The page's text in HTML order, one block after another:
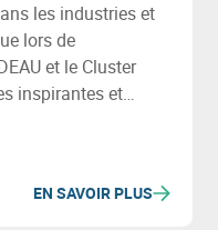
les industries et
lors de
et le Cluster
inspirantes et
collaborative !
EN SAVOIR PLUS